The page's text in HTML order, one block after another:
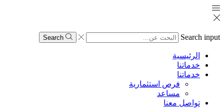
Search input
Search
الرئيسية
خدماتنا
خدماتنا
فرص استثمارية
مساعد
تواصل معنا